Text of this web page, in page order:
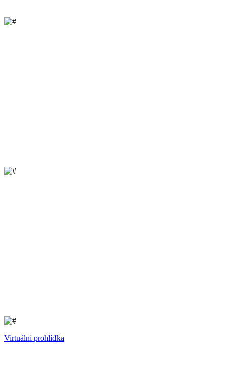
Virtuální prohlídka